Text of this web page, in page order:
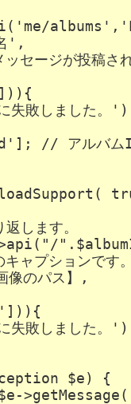
',
セージが投稿さ
敗しました。
// アルバム
します。
ャプションです
のパス】,
敗しました。
$e) {